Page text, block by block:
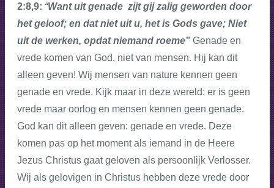
2:8,9: “Want uit genade zijt gij zalig geworden door
het geloof; en dat niet uit u, het is Gods gave; Niet
uit de werken, opdat niemand roeme”Genade en
vrede komen van God, niet van mensen. Hij kan dit
alleen geven! Wij mensen van nature kennen geen
genade en vrede. Kijk maar in deze wereld: er is geen
vrede maar oorlog en mensen kennen geen genade.
God kan dit alleen geven: genade en vrede. Deze
komen pas op het moment als iemand in de Heere
Jezus Christus gaat geloven als persoonlijk Verlosser.
Wij als gelovigen in Christus hebben deze vrede door